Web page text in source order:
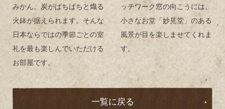
みかん。炭がぱちぱちと熾る
火鉢が据えられます。そんな
日本ならではの季節ごとの室
礼を最も楽しんでいただける
お部屋です。
ッチワーク窓の向こうには、
小さなお堂「妙見堂」のある
風景が目を楽しませてくれま
す。
一覧に戻る